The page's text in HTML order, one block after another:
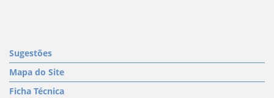
Sugestões
Mapa do Site
Ficha Técnica